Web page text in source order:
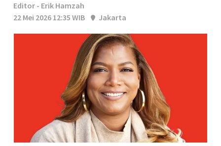
Editor - Erik Hamzah
22 Mei 2026 12:35 WIB
Jakarta